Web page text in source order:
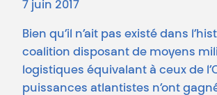
7 juin 2017
Bien qu’il n’ait pas existé dans
coalition disposant de moyens
logistiques équivalant à ceux de
puissances atlantistes n’ont